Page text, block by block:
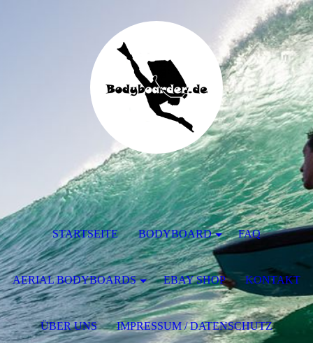
STARTSEITE BODYBOARD FAQ
AERIAL BODYBOARDS EBAY SHOP KONTAKT
ÜBER UNS IMPRESSUM / DATENSCHUTZ